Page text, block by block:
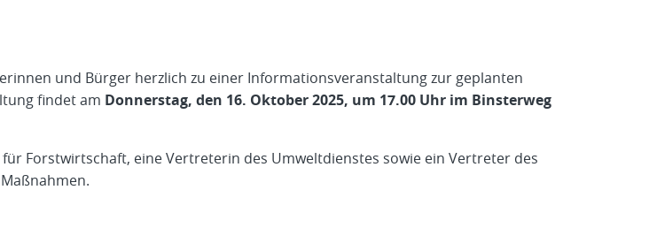
und Bürger herzlich zu einer Informationsveranstaltung zur geplanten
findet am Donnerstag, den 16. Oktober 2025, um 17.00 Uhr im Binsterweg
Forstwirtschaft, eine Vertreterin des Umweltdienstes sowie ein Vertreter des